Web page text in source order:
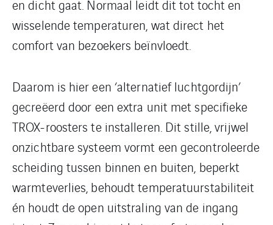
en dicht gaat. Normaal leidt dit tot tocht en
wisselende temperaturen, wat direct het
comfort van bezoekers beïnvloedt.
Daarom is hier een ‘alternatief luchtgordijn’
gecreëerd door een extra unit met specifieke
TROX-roosters te installeren. Dit stille, vrijwel
onzichtbare systeem vormt een gecontroleerde
scheiding tussen binnen en buiten, beperkt
warmteverlies, behoudt temperatuurstabiliteit
én houdt de open uitstraling van de ingang